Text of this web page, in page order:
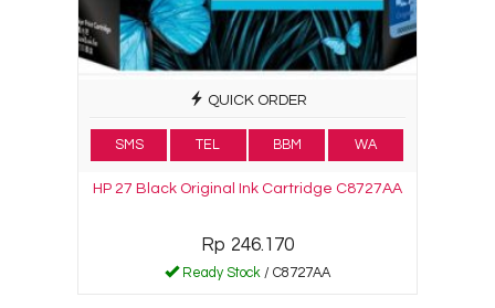
QUICK ORDER
SMS TEL BBM WA
HP 27 Black Original Ink Cartridge C8727AA
Rp 246.170
Ready Stock / C8727AA